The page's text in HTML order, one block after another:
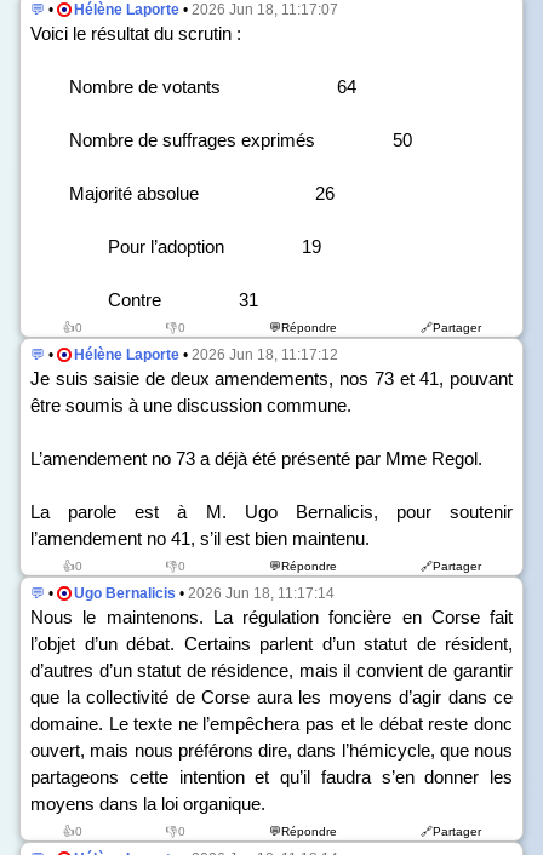
💬 • Hélène Laporte • 2026 Jun 18, 11:17:07
Voici le résultat du scrutin :
Nombre de votants 64
Nombre de suffrages exprimés 50
Majorité absolue 26
Pour l’adoption 19
Contre 31
👍0 👎0 💬Répondre 🔗Partager
💬 • Hélène Laporte • 2026 Jun 18, 11:17:12
Je suis saisie de deux amendements, nos 73 et 41, pouvant
être soumis à une discussion commune.
L’amendement no 73 a déjà été présenté par Mme Regol.
La parole est à M. Ugo Bernalicis, pour soutenir
l’amendement no 41, s’il est bien maintenu.
👍0 👎0 💬Répondre 🔗Partager
💬 • Ugo Bernalicis • 2026 Jun 18, 11:17:14
Nous le maintenons. La régulation foncière en Corse fait
l’objet d’un débat. Certains parlent d’un statut de résident,
d’autres d’un statut de résidence, mais il convient de garantir
que la collectivité de Corse aura les moyens d’agir dans ce
domaine. Le texte ne l’empêchera pas et le débat reste donc
ouvert, mais nous préférons dire, dans l’hémicycle, que nous
partageons cette intention et qu’il faudra s’en donner les
moyens dans la loi organique.
👍0 👎0 💬Répondre 🔗Partager